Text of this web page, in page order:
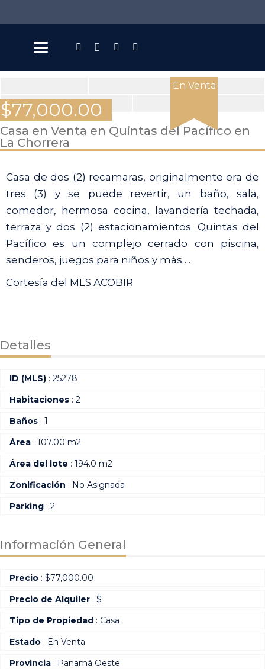
En Venta
$77,000.00
View
all
Casa en Venta en Quintas del Pacífico en
La Chorrera
Casa de dos (2) recamaras, originalmente era de
tres (3) y se puede revertir, un baño, sala,
comedor, hermosa cocina, lavandería techada,
terraza y dos (2) estacionamientos. Quintas del
Pacífico es un complejo cerrado con piscina,
senderos, juegos para niños y más….
Cortesía del MLS ACOBIR
Detalles
ID (MLS) : 25278
Habitaciones : 2
Baños : 1
Área : 107.00 m2
Área del lote : 194.0 m2
Zonificación : No Asignada
Parking : 2
Información General
Precio : $77,000.00
Precio de Alquiler : $
Tipo de Propiedad : Casa
Estado : En Venta
Provincia : Panamá Oeste